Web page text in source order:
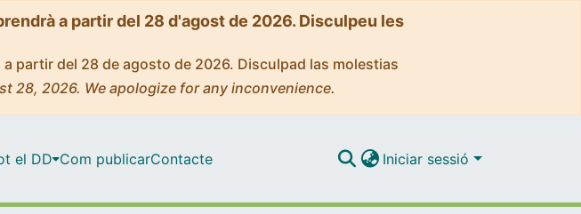
a partir del 28 d'agost de 2026. Disculpeu les
partir del 28 de agosto de 2026. Disculpad las molestias
28, 2026. We apologize for any inconvenience.
el DD Com publicarContacte Iniciar sessió